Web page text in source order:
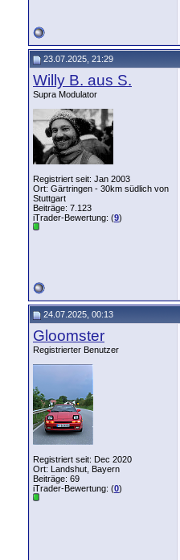
23.07.2025, 21:29
Willy B. aus S.
Supra Modulator
Registriert seit: Jan 2003
Ort: Gärtringen - 30km südlich von
Stuttgart
Beiträge: 7.123
iTrader-Bewertung: (9)
24.07.2025, 00:13
Gloomster
Registrierter Benutzer
Registriert seit: Dec 2020
Ort: Landshut, Bayern
Beiträge: 69
iTrader-Bewertung: (0)